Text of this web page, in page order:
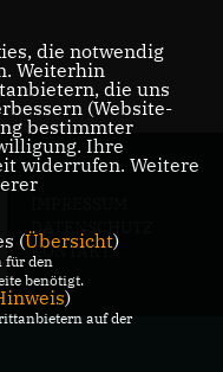
DATENSCHUTZ
KONTAKT
die notwendig
Weiterhin
die uns
(Website-
bestimmter
Ihre
widerrufen. Weitere
(Übersicht)
für den
benötigt.
)
auf der